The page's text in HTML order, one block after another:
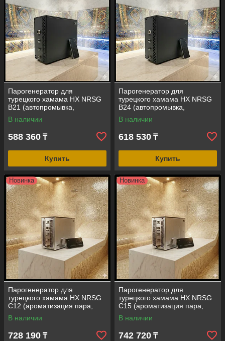
Парогенератор для
турецкого хамама HX NRSG
B21 (автопромывка,
сенсорный пульт, мощность =
21 кВт, объем помещения =
В наличии
588 360 ₸
Купить
Парогенератор для
турецкого хамама HX NRSG
B24 (автопромывка,
сенсорный пульт, мощность =
24 кВт, объем помещения =
В наличии
618 530 ₸
Купить
Новинка
Парогенератор для
турецкого хамама HX NRSG
С12 (ароматизация пара,
автопромывка, мощность =
12 кВт, объем помещения =
В наличии
728 190 ₸
Новинка
Парогенератор для
турецкого хамама HX NRSG
С15 (ароматизация пара,
автопромывка, мощность =
15 кВт, объем помещения =
В наличии
742 720 ₸